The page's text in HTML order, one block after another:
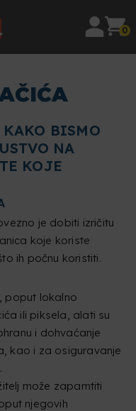
0
BISMO
NA
KOJE
je dobiti izričitu
koje koriste
ih počnu koristiti.
poput lokalno
ili piksela, alati su
i dohvaćanje
kao i za osiguravanje
može zapamtiti
njegovih